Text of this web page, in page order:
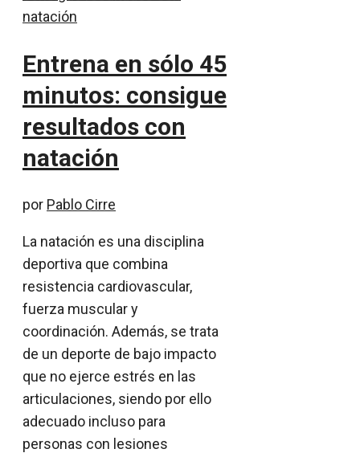
Entrena en sólo 45
minutos: consigue
resultados con
natación
por Pablo Cirre
La natación es una disciplina
deportiva que combina
resistencia cardiovascular,
fuerza muscular y
coordinación. Además, se trata
de un deporte de bajo impacto
que no ejerce estrés en las
articulaciones, siendo por ello
adecuado incluso para
personas con lesiones